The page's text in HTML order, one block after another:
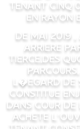
tenant cinq
en rayon
De mai
arriere
tierce,des
l�egard de
constitue
dans cour
achete